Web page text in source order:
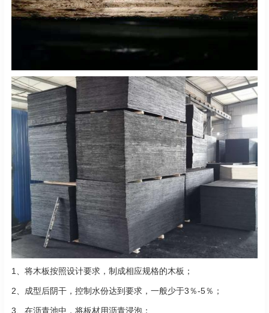
1、将木板按照设计要求，制成相应规格的木板；
2、成型后阴干，控制水份达到要求，一般少于3％-5％；
3、在沥青池中，将板材用沥青浸泡；